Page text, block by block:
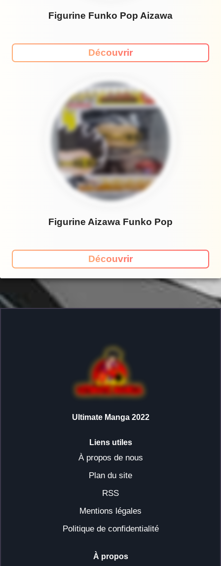
Figurine Funko Pop Aizawa
Découvrir
Figurine Aizawa Funko Pop
Découvrir
Ultimate Manga 2022
Liens utiles
À propos de nous
Plan du site
RSS
Mentions légales
Politique de confidentialité
À propos